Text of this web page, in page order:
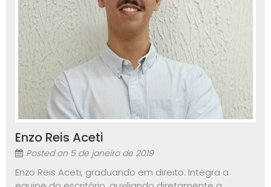
Enzo Reis Aceti
Posted on 5 de janeiro de 2019
Enzo Reis Aceti, graduando em direito. Integra a